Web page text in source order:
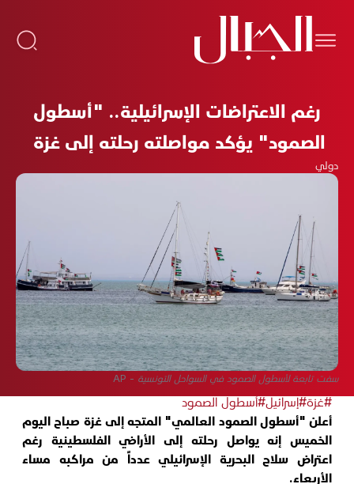
رغم الاعتراضات الإسرائيلية.. "أسطول
الصمود" يؤكد مواصلته رحلته إلى غزة
دولي
سفت تابعة لأسطول الصمود في السواحل التونسية - AP
#غزة#إسرائيل#أسطول الصمود
أعلن "أسطول الصمود العالمي" المتجه إلى غزة صباح اليوم
الخميس إنه يواصل رحلته إلى الأراضي الفلسطينية رغم
اعتراض سلاح البحرية الإسرائيلي عدداً من مراكبه مساء
الأربعاء.